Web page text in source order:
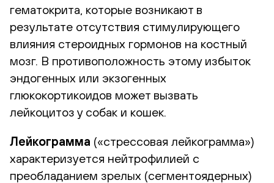
гематокрита, которые возникают в
результате отсутствия стимулирующего
влияния стероидных гормонов на костный
мозг. В противоположность этому избыток
эндогенных или экзогенных
глюкокортикоидов может вызвать
лейкоцитоз у собак и кошек.
Лейкограмма («стрессовая лейкограмма»)
характеризуется нейтрофилией с
преобладанием зрелых (сегментоядерных)